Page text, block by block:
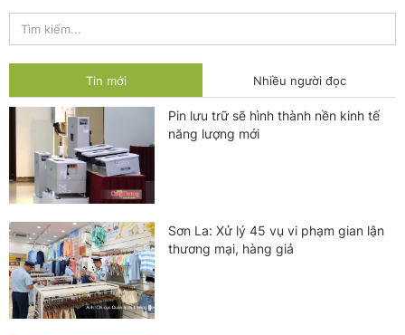
Tin mới Nhiều người đọc
Pin lưu trữ sẽ hình thành nền kinh tế
năng lượng mới
Sơn La: Xử lý 45 vụ vi phạm gian lận
thương mại, hàng giả